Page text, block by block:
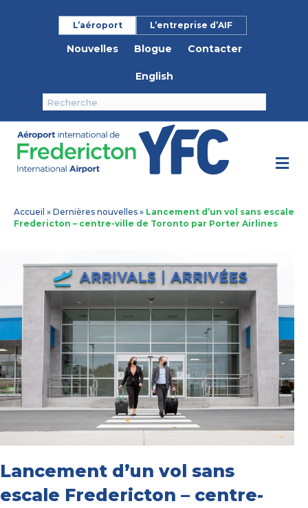
L’aéroport L’entreprise d’AIF
Nouvelles Blogue Contacter
English
Accueil » Dernières nouvelles » Lancement d’un vol sans escale
Fredericton – centre-ville de Toronto par Porter Airlines
Lancement d’un vol sans
escale Fredericton – centre-